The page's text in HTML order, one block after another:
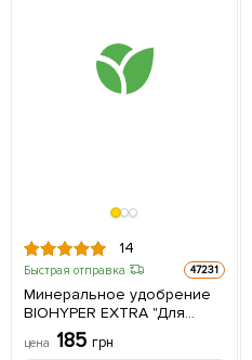
14
Быстрая отправка 47231
Минеральное удобрение
BIOHYPER EXTRA "Для
винограда" (Биохайпер
Экстра) ТМ "AGRO-X" 100г
цена 185 грн